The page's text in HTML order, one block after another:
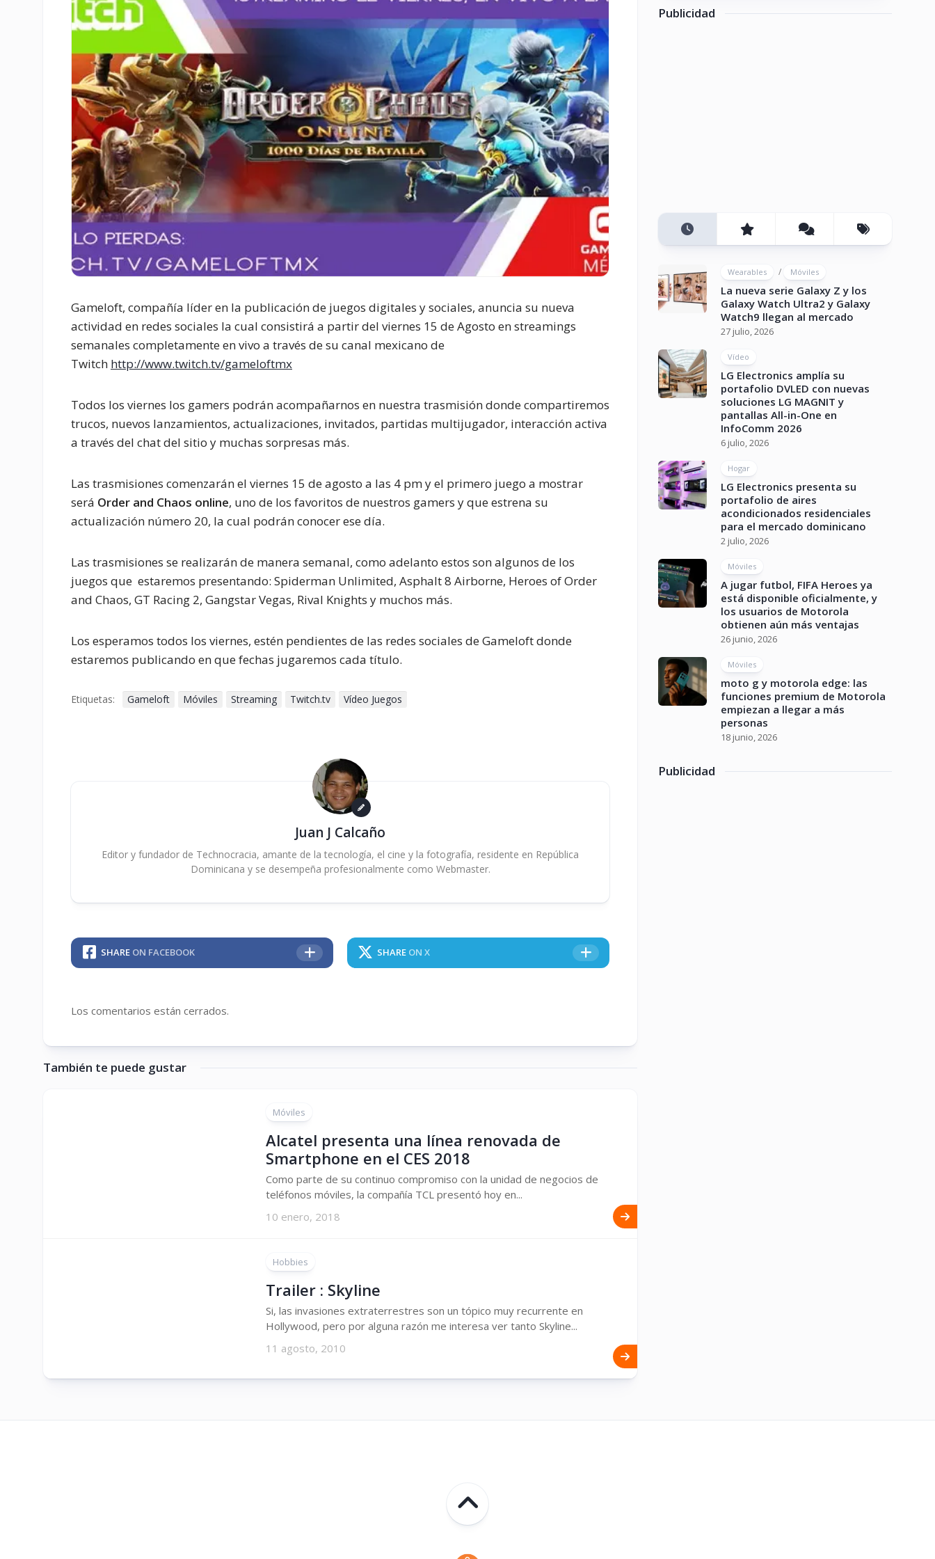
Gameloft, compañía líder en la publicación de juegos digitales y sociales, anuncia su nueva
actividad en redes sociales la cual consistirá a partir del viernes 15 de Agosto en streamings
semanales completamente en vivo a través de su canal mexicano de
Twitch http://www.twitch.tv/gameloftmx
Todos los viernes los gamers podrán acompañarnos en nuestra trasmisión donde compartiremos
trucos, nuevos lanzamientos, actualizaciones, invitados, partidas multijugador, interacción activa
a través del chat del sitio y muchas sorpresas más.
Las trasmisiones comenzarán el viernes 15 de agosto a las 4 pm y el primero juego a mostrar
será Order and Chaos online, uno de los favoritos de nuestros gamers y que estrena su
actualización número 20, la cual podrán conocer ese día.
Las trasmisiones se realizarán de manera semanal, como adelanto estos son algunos de los
juegos que estaremos presentando: Spiderman Unlimited, Asphalt 8 Airborne, Heroes of Order
and Chaos, GT Racing 2, Gangstar Vegas, Rival Knights y muchos más.
Los esperamos todos los viernes, estén pendientes de las redes sociales de Gameloft donde
estaremos publicando en que fechas jugaremos cada título.
Etiquetas: Gameloft Móviles Streaming Twitch.tv Vídeo Juegos
Juan J Calcaño
Editor y fundador de Technocracia, amante de la tecnología, el cine y la fotografía, residente en República
Dominicana y se desempeña profesionalmente como Webmaster.
SHARE ON FACEBOOK SHARE ON X
Los comentarios están cerrados.
También te puede gustar
Móviles
Alcatel presenta una línea renovada de
Smartphone en el CES 2018
Como parte de su continuo compromiso con la unidad de negocios de
teléfonos móviles, la compañía TCL presentó hoy en...
10 enero, 2018
Hobbies
Trailer : Skyline
Si, las invasiones extraterrestres son un tópico muy recurrente en
Hollywood, pero por alguna razón me interesa ver tanto Skyline...
11 agosto, 2010
Publicidad
Wearables / Móviles
La nueva serie Galaxy Z y los
Galaxy Watch Ultra2 y Galaxy
Watch9 llegan al mercado
27 julio, 2026
Vídeo
LG Electronics amplía su
portafolio DVLED con nuevas
soluciones LG MAGNIT y
pantallas All-in-One en
InfoComm 2026
6 julio, 2026
Hogar
LG Electronics presenta su
portafolio de aires
acondicionados residenciales
para el mercado dominicano
2 julio, 2026
Móviles
A jugar futbol, FIFA Heroes ya
está disponible oficialmente, y
los usuarios de Motorola
obtienen aún más ventajas
26 junio, 2026
Móviles
moto g y motorola edge: las
funciones premium de Motorola
empiezan a llegar a más
personas
18 junio, 2026
Publicidad